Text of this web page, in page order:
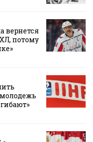
вернется
потому